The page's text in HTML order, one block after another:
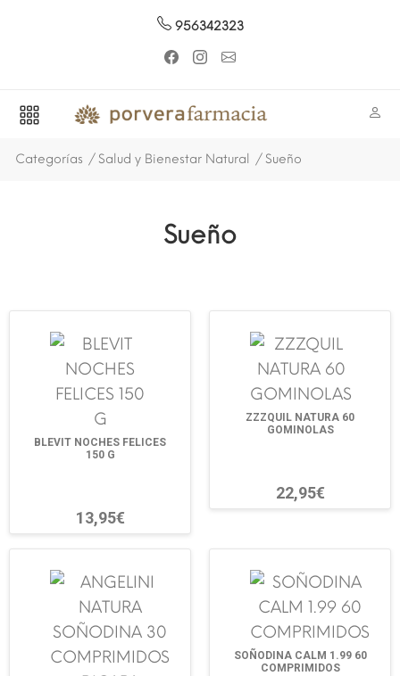
956342323
Categorías Salud y Bienestar Natural Sueño
Sueño
BLEVIT NOCHES FELICES
150 G
13,95€
ZZZQUIL NATURA 60
GOMINOLAS
22,95€
SOÑODINA CALM 1.99 60
COMPRIMIDOS